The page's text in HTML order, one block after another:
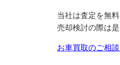
当社は査定を無
売却検討の際は
お車買取のご相